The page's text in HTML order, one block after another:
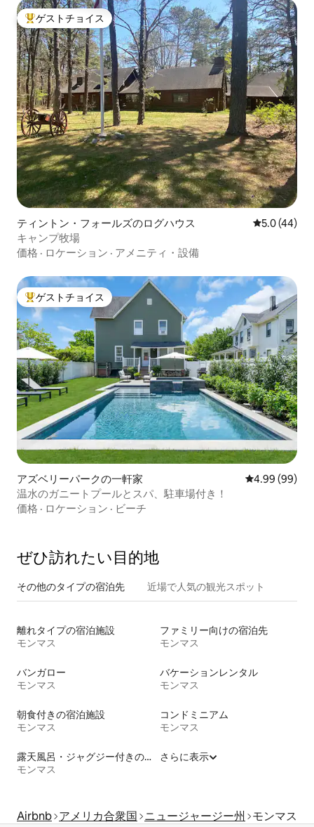
大好評のゲストチョイスです。
ゲストチョイス
ティントン・フォールズのログハウス レビュー44
5.0 (44)
キャンプ牧場
価格 · ロケーション · アメニティ・設備
大好評のゲストチョイスです。
ゲストチョイス
アズベリーパークの一軒家 レビュー99件
4.99 (99)
温水のガニートプールとスパ、駐車場付き！
価格 · ロケーション · ビーチ
ぜひ訪⁠れ⁠た⁠い目⁠的⁠地
その他のタ⁠イ⁠プ⁠の宿⁠泊⁠先 近場で人気の観光スポット
離れタイプの宿泊施設
モンマス
ファミリー向けの宿泊先
モンマス
バンガロー
モンマス
バケーションレンタル
モンマス
朝食付きの宿泊施設
モンマス
コンドミニアム
モンマス
露天風呂・ジャグジー付きの宿泊施設
モンマス
さらに表示
Airbnb アメリカ合衆国 ニュージャージー州 モンマス